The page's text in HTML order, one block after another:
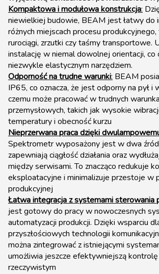
Kompaktowa i modułowa konstrukcja:
niewielkiej budowie, BEAM jest łatwy do
różnych miejscach procesu produkcyjnego,
rurociągi, zrzutki czy taśmy transportowe.
instalację w niemal dowolnej orientacji, co
niezwykle elastycznym narzędziem.
Odporność na trudne warunki: BEAM
IP65, co oznacza, że jest odporny na pył i
czemu może pracować w trudnych
przemysłowych, takich jak wysokie
temperatury i obecność kurzu​
Nieprzerwana praca dzięki
Spektrometr wyposażony jest w dwa
zapewniają ciągłość działania oraz
między serwisami. To znacząco redukuje
eksploatacyjne i minimalizuje przestoje w
produkcyjnej​
Łatwa integracja z systemami sterowania
jest gotowy do pracy w nowoczesnych
automatyzacji produkcji. Dzięki wsparciu
przyszłościowych technologii
można zintegrować z istniejącymi
umożliwia jeszcze efektywniejszą
rzeczywistym​